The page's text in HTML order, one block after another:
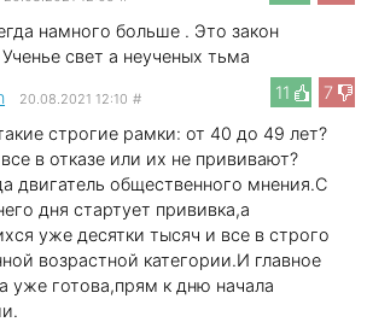
намного больше . Это закон
свет а неученых тьма
11
7
20.08.2021 12:10 #
строгие рамки: от 40 до 49 лет?
в отказе или их не прививают?
двигатель общественного мнения.С
дня стартует прививка,а
уже десятки тысяч и все в строго
возрастной категории.И главное
уже готова,прям к дню начала